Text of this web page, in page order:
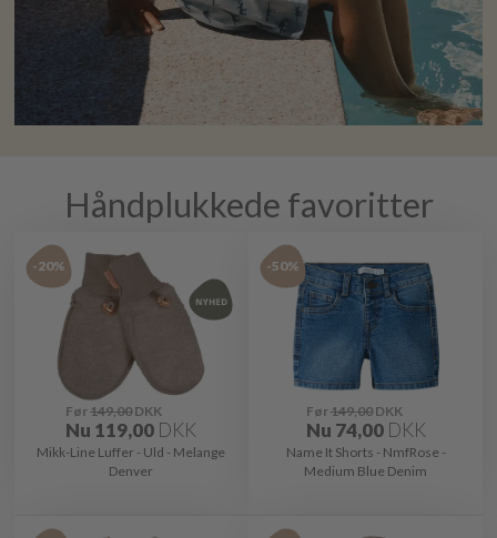
Håndplukkede favoritter
-20%
Før149,00DKK
Nu 119,00 DKK
Mikk-Line Luffer - Uld - Melange
Denver
-50%
Før149,00DKK
Nu 74,00 DKK
Name It Shorts - NmfRose -
Medium Blue Denim